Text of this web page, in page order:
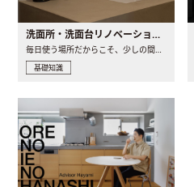
洗面所・洗面台リノベーションの事例と間取りアイデア
基礎知識